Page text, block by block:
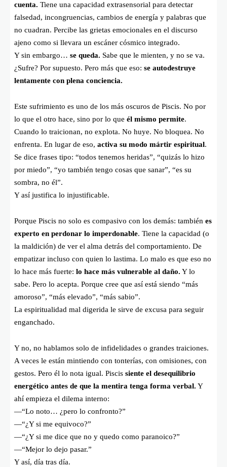
cuenta. Tiene una capacidad extrasensorial para detectar
falsedad, incongruencias, cambios de energía y palabras que
no cuadran. Percibe las grietas emocionales en el discurso
ajeno como si llevara un escáner cósmico integrado.
Y sin embargo… se queda. Sabe que le mienten, y no se va.
¿Sufre? Por supuesto. Pero más que eso: se autodestruye
lentamente con plena conciencia.
Este sufrimiento es uno de los más oscuros de Piscis. No por
lo que el otro hace, sino por lo que él mismo permite.
Cuando lo traicionan, no explota. No huye. No bloquea. No
enfrenta. En lugar de eso, activa su modo mártir espiritual.
Se dice frases tipo: “todos tenemos heridas”, “quizás lo hizo
por miedo”, “yo también tengo cosas que sanar”, “es su
sombra, no él”.
Y así justifica lo injustificable.
Porque Piscis no solo es compasivo con los demás: también es
experto en perdonar lo imperdonable. Tiene la capacidad (o
la maldición) de ver el alma detrás del comportamiento. De
empatizar incluso con quien lo lastima. Lo malo es que eso no
lo hace más fuerte: lo hace más vulnerable al daño. Y lo
sabe. Pero lo acepta. Porque cree que así está siendo “más
amoroso”, “más elevado”, “más sabio”.
La espiritualidad mal digerida le sirve de excusa para seguir
enganchado.
Y no, no hablamos solo de infidelidades o grandes traiciones.
A veces le están mintiendo con tonterías, con omisiones, con
gestos. Pero él lo nota igual. Piscis siente el desequilibrio
energético antes de que la mentira tenga forma verbal. Y
ahí empieza el dilema interno:
—“Lo noto… ¿pero lo confronto?”
—“¿Y si me equivoco?”
—“¿Y si me dice que no y quedo como paranoico?”
—“Mejor lo dejo pasar.”
Y así, día tras día.